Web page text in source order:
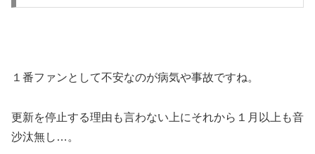
１番ファンとして不安なのが病気や事故ですね。
更新を停止する理由も言わない上にそれから１月以上も音
沙汰無し…。